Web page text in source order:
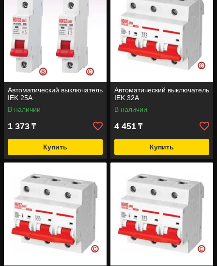
Автоматический выключатель
IEK 25A
В наличии
1 373 ₸
Купить
Автоматический выключатель
IEK 32А
В наличии
4 451 ₸
Купить